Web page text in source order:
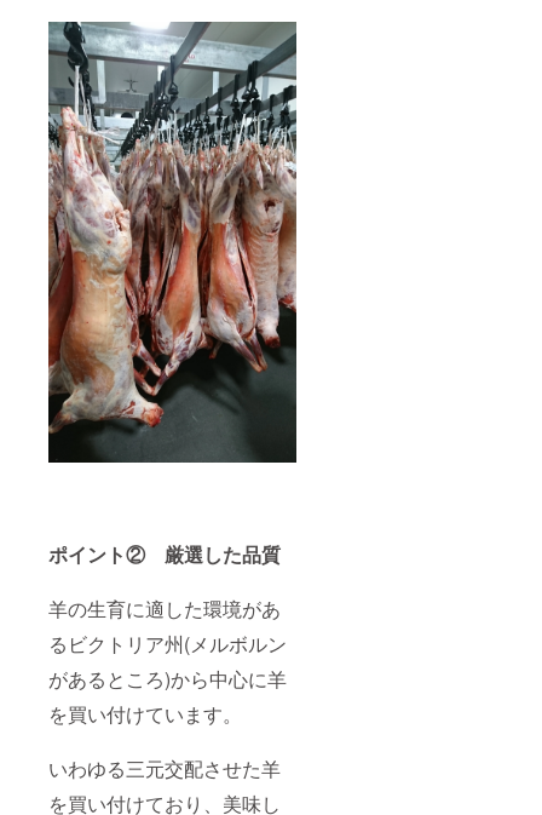
ポイント② 厳選した品質
羊の生育に適した環境があ
るビクトリア州(メルボルン
があるところ)から中心に羊
を買い付けています。
いわゆる三元交配させた羊
を買い付けており、美味し